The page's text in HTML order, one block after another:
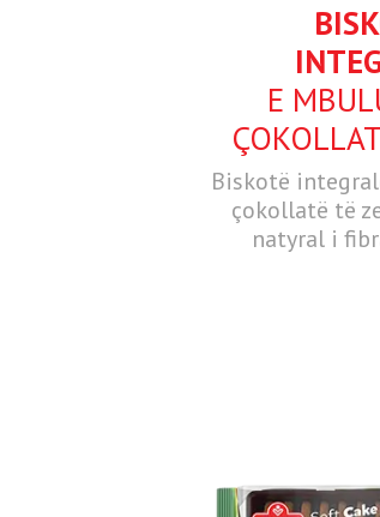
E
Biskotë
çokollatë të
natyral i